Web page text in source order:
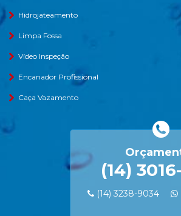
Hidrojateamento
Limpa Fossa
Vídeo Inspeção
Encanador Profissional
Caça Vazamento
(14)
(14) 3238-9034